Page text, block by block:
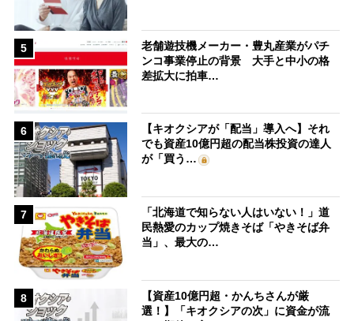
5
老舗遊技機メーカー・豊丸産業がパチ
ンコ事業停止の背景 大手と中小の格
差拡大に拍車…
6
【キオクシアが「配当」導入へ】それ
でも資産10億円超の配当株投資の達人
が「買う…
7
「北海道で知らない人はいない！」道
民熱愛のカップ焼きそば「やきそば弁
当」、最大の…
8
【資産10億円超・かんちさんが厳
選！】「キオクシアの次」に資金が流